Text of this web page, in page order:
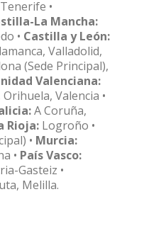
•
La Mancha:
• Castilla y León:
Valladolid,
(Sede Principal),
Valenciana:
Valencia •
A Coruña,
Rioja: Logroño •
• Murcia:
• País Vasco:
Gasteiz •
Melilla.